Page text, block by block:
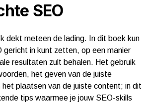
SEO
dekt meteen de lading. In dit boek kun
gericht in kunt zetten, op een manier
resultaten zult behalen. Het gebruik
het geven van de juiste
het plaatsen van de juiste content; in dit
tips waarmee je jouw SEO-skills